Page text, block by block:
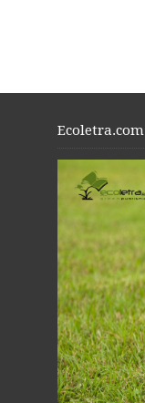
Ecoletra.com